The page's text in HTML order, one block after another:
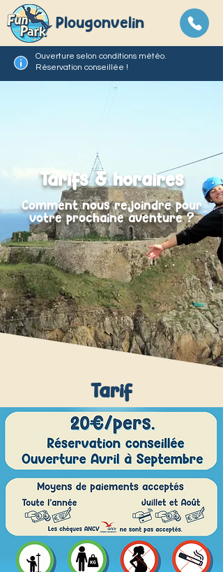
Plougonvelin
Ouverture selon conditions météo.
Réservation conseillée !
Tarifs & horaires
Comment nous rejoindre pour
votre prochaine aventure ?
Tarif